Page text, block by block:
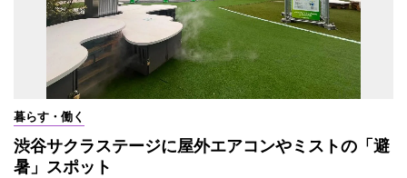
暮らす・働く
渋谷サクラステージに屋外エアコンやミストの「避
暑」スポット